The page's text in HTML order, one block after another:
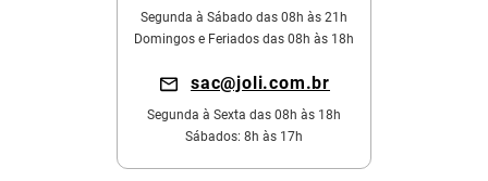
Segunda à Sábado das 08h às 21h
Domingos e Feriados das 08h às 18h
sac@joli.com.br
Segunda à Sexta das 08h às 18h
Sábados: 8h às 17h